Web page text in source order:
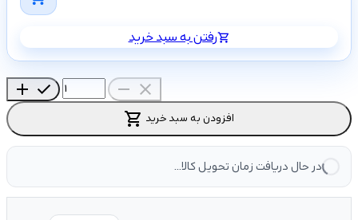
رفتن به سبد خریدshopping_cart
add check remove close
shopping_cart افزودن به سبد خرید
در حال دریافت زمان تحویل کالا...